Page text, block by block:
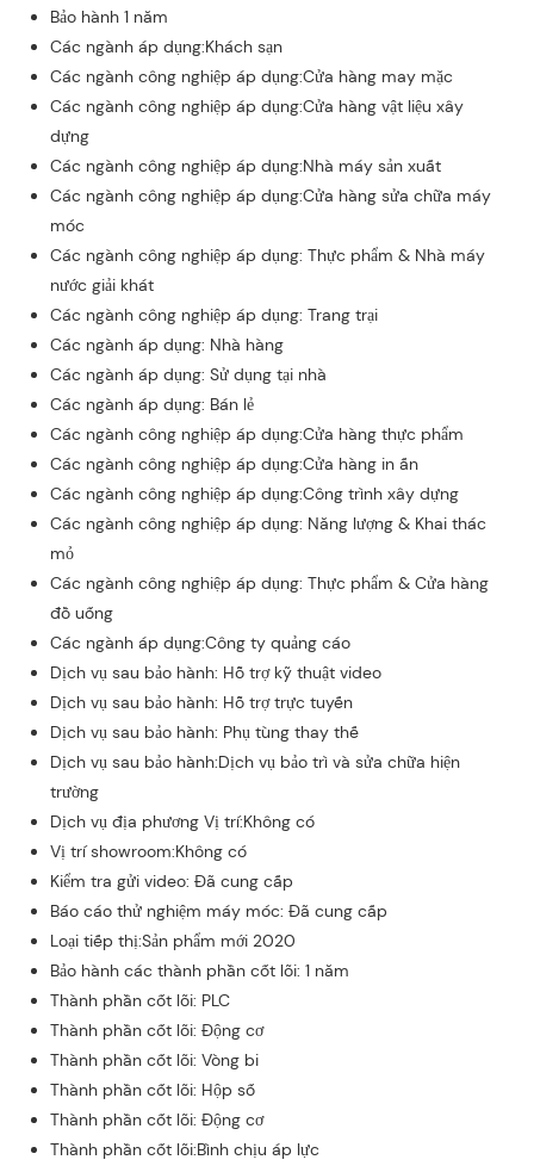
Bảo hành 1 năm
Các ngành áp dụng:Khách sạn
Các ngành công nghiệp áp dụng:Cửa hàng may mặc
Các ngành công nghiệp áp dụng:Cửa hàng vật liệu xây
dựng
Các ngành công nghiệp áp dụng:Nhà máy sản xuất
Các ngành công nghiệp áp dụng:Cửa hàng sửa chữa máy
móc
Các ngành công nghiệp áp dụng: Thực phẩm & Nhà máy
nước giải khát
Các ngành công nghiệp áp dụng: Trang trại
Các ngành áp dụng: Nhà hàng
Các ngành áp dụng: Sử dụng tại nhà
Các ngành áp dụng: Bán lẻ
Các ngành công nghiệp áp dụng:Cửa hàng thực phẩm
Các ngành công nghiệp áp dụng:Cửa hàng in ấn
Các ngành công nghiệp áp dụng:Công trình xây dựng
Các ngành công nghiệp áp dụng: Năng lượng & Khai thác
mỏ
Các ngành công nghiệp áp dụng: Thực phẩm & Cửa hàng
đồ uống
Các ngành áp dụng:Công ty quảng cáo
Dịch vụ sau bảo hành: Hỗ trợ kỹ thuật video
Dịch vụ sau bảo hành: Hỗ trợ trực tuyến
Dịch vụ sau bảo hành: Phụ tùng thay thế
Dịch vụ sau bảo hành:Dịch vụ bảo trì và sửa chữa hiện
trường
Dịch vụ địa phương Vị trí:Không có
Vị trí showroom:Không có
Kiểm tra gửi video: Đã cung cấp
Báo cáo thử nghiệm máy móc: Đã cung cấp
Loại tiếp thị:Sản phẩm mới 2020
Bảo hành các thành phần cốt lõi: 1 năm
Thành phần cốt lõi: PLC
Thành phần cốt lõi: Động cơ
Thành phần cốt lõi: Vòng bi
Thành phần cốt lõi: Hộp số
Thành phần cốt lõi: Động cơ
Thành phần cốt lõi:Bình chịu áp lực